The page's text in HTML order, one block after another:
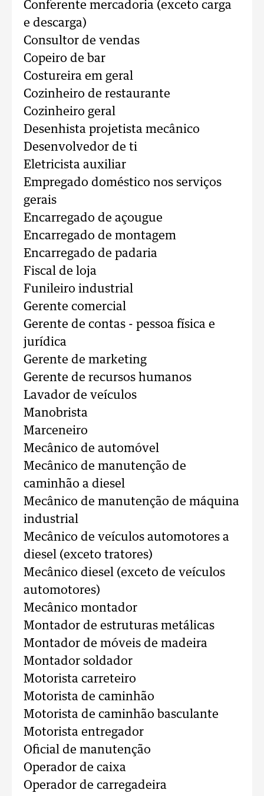
Conferente mercadoria (exceto carga
e descarga)
Consultor de vendas
Copeiro de bar
Costureira em geral
Cozinheiro de restaurante
Cozinheiro geral
Desenhista projetista mecânico
Desenvolvedor de ti
Eletricista auxiliar
Empregado doméstico nos serviços
gerais
Encarregado de açougue
Encarregado de montagem
Encarregado de padaria
Fiscal de loja
Funileiro industrial
Gerente comercial
Gerente de contas - pessoa física e
jurídica
Gerente de marketing
Gerente de recursos humanos
Lavador de veículos
Manobrista
Marceneiro
Mecânico de automóvel
Mecânico de manutenção de
caminhão a diesel
Mecânico de manutenção de máquina
industrial
Mecânico de veículos automotores a
diesel (exceto tratores)
Mecânico diesel (exceto de veículos
automotores)
Mecânico montador
Montador de estruturas metálicas
Montador de móveis de madeira
Montador soldador
Motorista carreteiro
Motorista de caminhão
Motorista de caminhão basculante
Motorista entregador
Oficial de manutenção
Operador de caixa
Operador de carregadeira